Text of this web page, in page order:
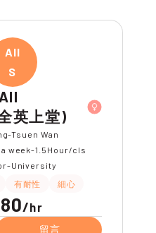
All
S
英上堂)
Tsuen Wan
week-1.5Hour/cls
University
有耐性 細心
/hr
留言